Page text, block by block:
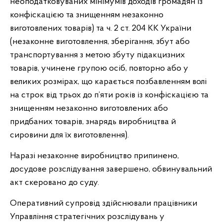
конфіскацією та знищенням незаконно
виготовлених товарів) та ч. 2 ст. 204 КК України
(незаконне виготовлення, зберігання, збут або
транспортування з метою збуту підакцизних
товарів, учинене групою осіб, повторно або у
великих розмірах, що карається позбавленням волі
на строк від трьох до п’яти років із конфіскацією та
знищенням незаконно виготовлених або
придбаних товарів, знарядь виробництва й
сировини для їх виготовлення).
Наразі незаконне виробництво припинено,
досудове розслідування завершено, обвинувальний
акт скеровано до суду.
Оперативний супровід здійснювали працівники
Управління стратегічних розслідувань у